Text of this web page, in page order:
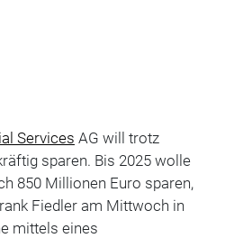
Services AG will trotz
sparen. Bis 2025 wolle
850 Millionen Euro sparen,
Fiedler am Mittwoch in
mittels eines